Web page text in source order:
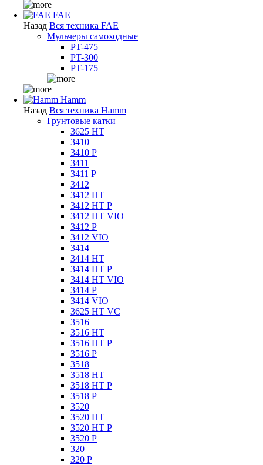
FAE
Назад Вся техника FAE
Мульчеры самоходные
PT-475
PT-300
PT-175
Hamm
Назад Вся техника Hamm
Грунтовые катки
3625 HT
3410
3410 P
3411
3411 P
3412
3412 HT
3412 HT P
3412 HT VIO
3412 P
3412 VIO
3414
3414 HT
3414 HT P
3414 HT VIO
3414 P
3414 VIO
3625 HT VC
3516
3516 HT
3516 HT P
3516 P
3518
3518 HT
3518 HT P
3518 P
3520
3520 HT
3520 HT P
3520 P
320
320 P